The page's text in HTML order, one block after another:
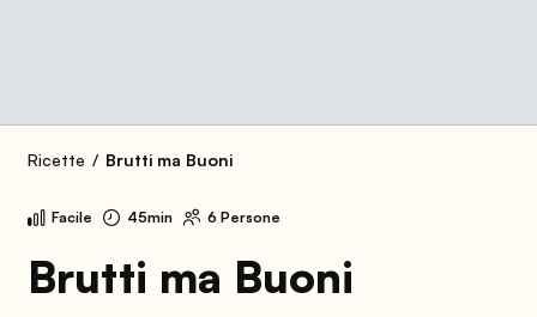
Mondo AIA
Ricette Brutti ma Buoni
Facile 45min 6 Persone
Brutti ma Buoni